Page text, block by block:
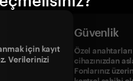
için kayıt
Verilerinizi
Güvenlik
Özel
cihazınızdan
Fonlarınız